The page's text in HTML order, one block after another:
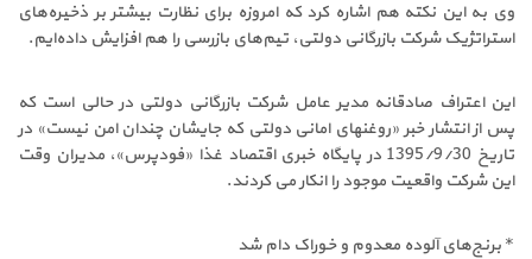
وی به این نکته هم اشاره کرد که امروزه برای نظارت بیشتر بر ذخیره‌های
استراتژیک شرکت بازرگانی دولتی، تیم‌های بازرسی را هم افزایش داده‌ایم.
این اعتراف صادقانه مدیر عامل شرکت بازرگانی دولتی در حالی است که
پس از انتشار خبر «روغنهای امانی دولتی که جایشان چندان امن نیست» در
تاریخ 1395/9/30 در پایگاه خبری اقتصاد غذا «فودپرس»، مدیران وقت
این شرکت واقعیت موجود را انکار می کردند.
* برنج‌های آلوده معدوم و خوراک دام شد